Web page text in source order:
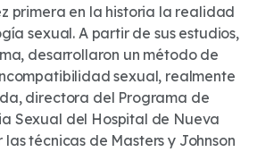
primera en la historia la realidad
sexual. A partir de sus estudios,
desarrollaron un método de
sexual, realmente
directora del Programa de
Sexual del Hospital de Nueva
técnicas de Masters y Johnson